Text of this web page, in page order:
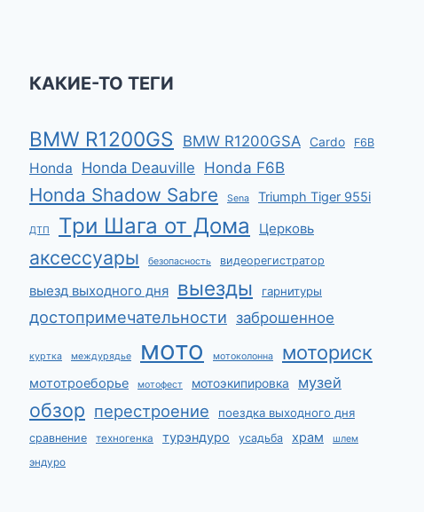
КАКИЕ-ТО ТЕГИ
BMW R1200GS BMW R1200GSA Cardo F6B
Honda Honda Deauville Honda F6B
Honda Shadow Sabre Sena Triumph Tiger 955i
ДТП Три Шага от Дома Церковь
аксессуары безопасность видеорегистратор
выезд выходного дня выезды гарнитуры
достопримечательности заброшенное
куртка междурядье мото мотоколонна моториск
мототроеборье мотофест мотоэкипировка музей
обзор перестроение поездка выходного дня
сравнение техногенка турэндуро усадьба храм шлем
эндуро